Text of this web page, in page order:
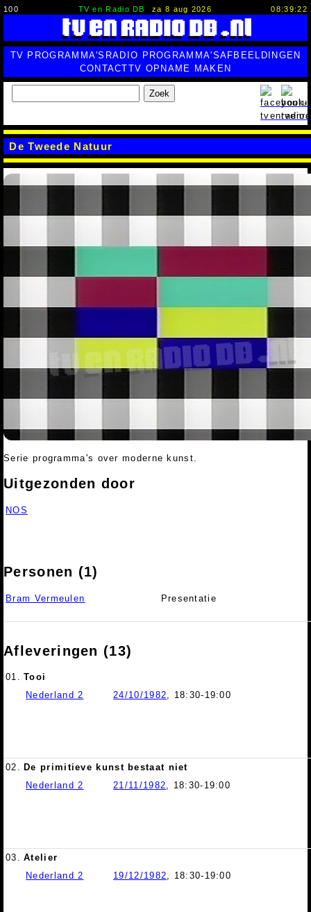
100 TV en Radio DB za 8 aug 2026 08:39:23
TV PROGRAMMA'S RADIO PROGRAMMA'SAFBEELDINGEN
CONTACTTV OPNAME MAKEN
Zoek
De Tweede Natuur
Serie programma's over moderne kunst.
Uitgezonden door
NOS
Personen (1)
Bram Vermeulen Presentatie
Afleveringen (13)
01. Tooi
Nederland 2
24/10/1982, 18:30-19:00
02. De primitieve kunst bestaat niet
Nederland 2
21/11/1982, 18:30-19:00
03. Atelier
Nederland 2
19/12/1982, 18:30-19:00